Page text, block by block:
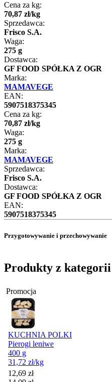
Cena za kg:
70,87 zł/kg
Sprzedawca:
Frisco S.A.
Waga:
275 g
Dostawca:
GF FOOD SPÓŁKA Z OGR
Marka:
MAMAVEGE
EAN:
5907518375345
Cena za kg:
70,87 zł/kg
Waga:
275 g
Marka:
MAMAVEGE
Sprzedawca:
Frisco S.A.
Dostawca:
GF FOOD SPÓŁKA Z OGR
EAN:
5907518375345
Przygotowywanie i przechowywanie
Produkty z
Promocja
KUCHNIA POLKI
Pierogi leniwe
400 g
31,72 zł/kg
Cena promocyjna
12,69 zł